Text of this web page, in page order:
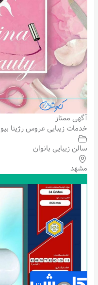
آگهی ممتاز
خدمات زیبایی عروس رژینا
سالن زیبایی بانوان
مشهد